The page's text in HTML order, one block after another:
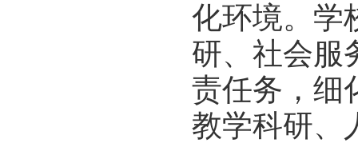
化环境。学
研、社会服
责任务，细
教学科研、